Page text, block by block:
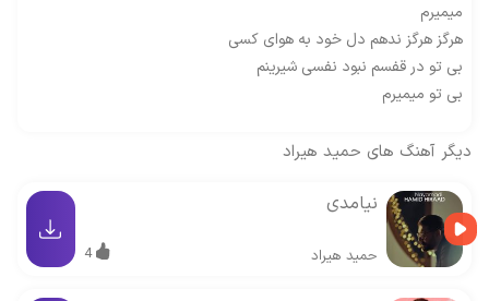
میمیرم
هرگز هرگز ندهم دل خود به هوای کسی
بی تو در قفسم نبود نفسی شیرینم
بی تو میمیرم
دیگر آهنگ های حمید هیراد
نیامدی
حمید هیراد 4